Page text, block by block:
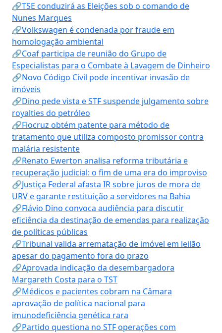
🔗TSE conduzirá as Eleições sob o comando de
Nunes Marques
🔗Volkswagen é condenada por fraude em
homologação ambiental
🔗Coaf participa de reunião do Grupo de
Especialistas para o Combate à Lavagem de Dinheiro
🔗Novo Código Civil pode incentivar invasão de
imóveis
🔗Dino pede vista e STF suspende julgamento sobre
royalties do petróleo
🔗Fiocruz obtém patente para método de
tratamento que utiliza composto promissor contra
malária resistente
🔗Renato Ewerton analisa reforma tributária e
recuperação judicial: o fim de uma era do improviso
🔗Justiça Federal afasta IR sobre juros de mora de
URV e garante restituição a servidores na Bahia
🔗Flávio Dino convoca audiência para discutir
eficiência da destinação de emendas para realização
de políticas públicas
🔗Tribunal valida arrematação de imóvel em leilão
apesar do pagamento fora do prazo
🔗Aprovada indicação da desembargadora
Margareth Costa para o TST
🔗Médicos e pacientes cobram na Câmara
aprovação de política nacional para
imunodeficiência genética rara
🔗Partido questiona no STF operações com